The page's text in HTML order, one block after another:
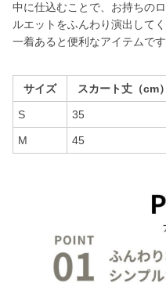
中に仕込むことで、お持ちの
ルエットをふんわり演出してく
一着あると便利なアイテムで
サイズ スカート丈（cm）
S 35
M 45